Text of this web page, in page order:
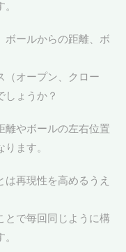
ボールからの距離、ボ
（オープン、クロー
しょうか？
離やボールの左右位置
ます。
再現性を高めるうえ
とで毎回同じように構